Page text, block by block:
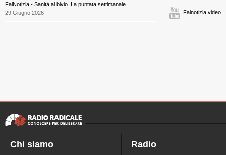
FaiNotizia - Sanità al bivio. La puntata settimanale
29 Giugno 2026
Fainotizia video
Chi siamo Radio